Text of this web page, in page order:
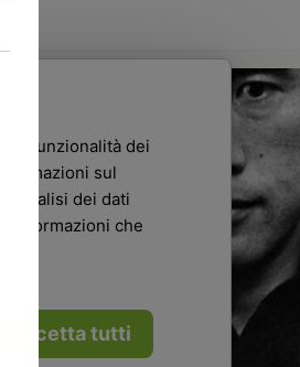
funzionalità dei
sul
analisi dei dati
informazioni che
Accetta tutti